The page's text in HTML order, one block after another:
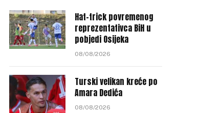
Hat-trick povremenog
reprezentativca BiH u
pobjedi Osijeka
08/08/2026
Turski velikan kreće po
Amara Dedića
08/08/2026